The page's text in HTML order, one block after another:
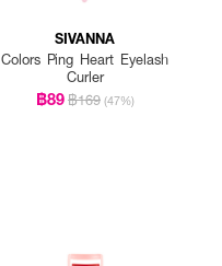
SIVANNA
Colors Ping Heart Eyelash
Curler
฿89฿169 (47%)